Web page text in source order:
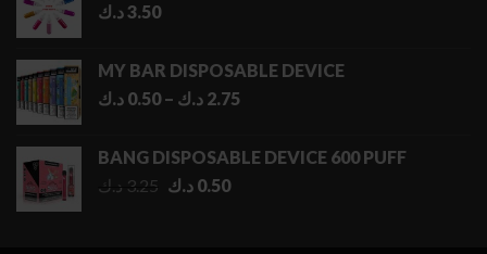
3.50د.ك
MY BAR DISPOSABLE DEVICE
0.50 د.ك – 2.75 د.ك
Price
through
BANG DISPOSABLE DEVICE 600 PUFF
3.25 د.ك
Original
0.50 د.ك
Current